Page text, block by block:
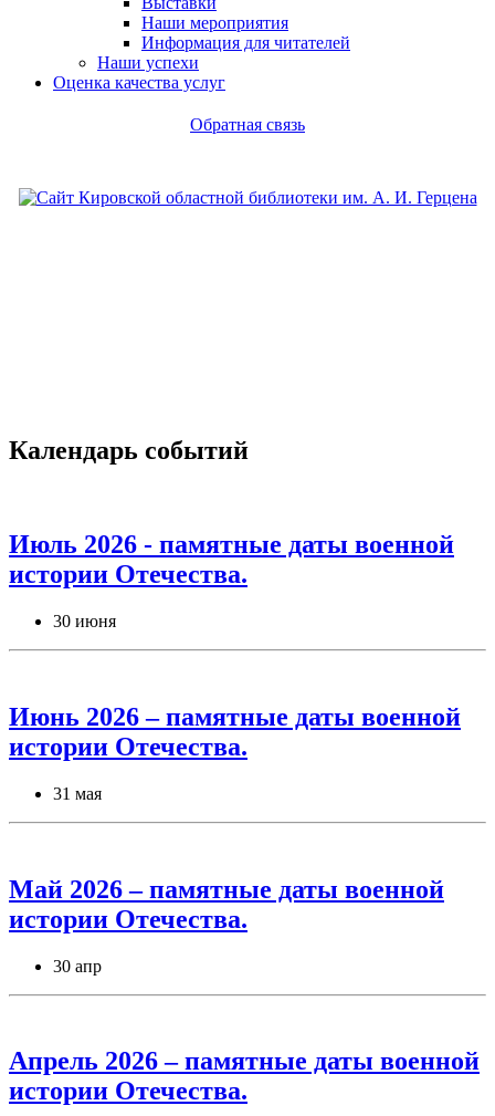
Наши мероприятия
Информация для читателей
Наши успехи
Оценка качества услуг
Обратная связь
Календарь событий
Июль 2026 - памятные даты военной
истории Отечества.
30 июня
Июнь 2026 – памятные даты военной
истории Отечества.
31 мая
Май 2026 – памятные даты военной
истории Отечества.
30 апр
Апрель 2026 – памятные даты военной
истории Отечества.